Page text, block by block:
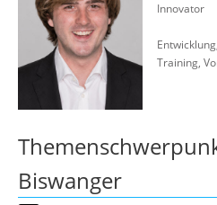
Innovator
Training,
Biswanger